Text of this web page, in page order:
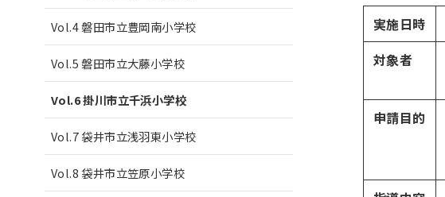
実施日時
対象者
申請目的
Vol.4 磐田市立豊岡南小学校
Vol.5 磐田市立大藤小学校
Vol.6 掛川市立千浜小学校
Vol.7 袋井市立浅羽東小学校
Vol.8 袋井市立笠原小学校